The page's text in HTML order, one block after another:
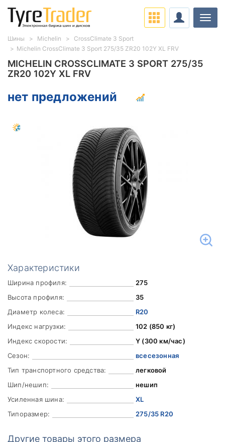
MICHELIN CROSSCLIMATE 3 SPORT 275/35
ZR20 102Y XL FRV
нет предложений
Характеристики
Ширина профиля:
275
Высота профиля:
35
Диаметр колеса:
R20
Индекс нагрузки:
102 (850 кг)
Индекс скорости:
Y (300 км/час)
Сезон:
всесезонная
Тип транспортного средства:
легковой
Шип/нешип:
нешип
Усиленная шина:
XL
Типоразмер:
275/35 R20
Другие товары этого размера
Шины Michelin
CrossClimate 3 Sport
Michelin CrossClimate 3 Sport 275/35 ZR20 102Y XL FRV